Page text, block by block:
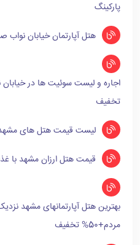
پارکینگ
هتل آپارتمان خیابان
تخفیف
لیست قیمت هتل های مشهد
قیمت هتل ارزان مشهد با
بهترین هتل آپارتمانهای مشهد
مردم+50% تخفیف